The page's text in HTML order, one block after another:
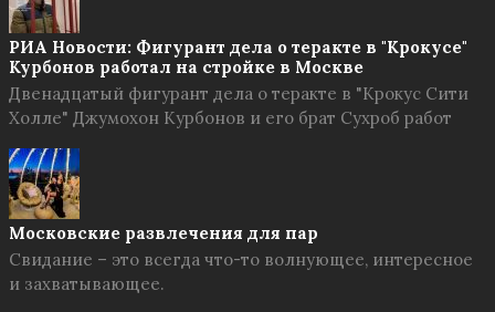
РИА Новости: Фигурант дела о теракте в "Крокусе"
Курбонов работал на стройке в Москве
Двенадцатый фигурант дела о теракте в "Крокус Сити
Холле" Джумохон Курбонов и его брат Сухроб работ
Московские развлечения для пар
Свидание – это всегда что-то волнующее, интересное
и захватывающее.